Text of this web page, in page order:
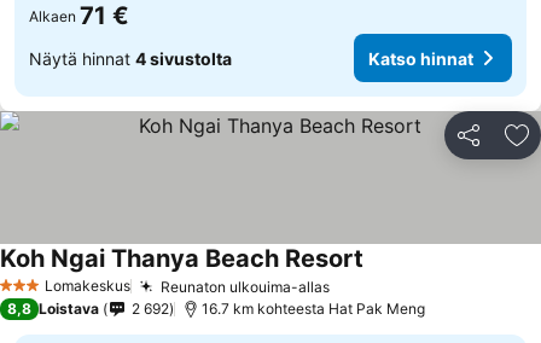
Alkaen 71 €
Näytä hinnat 4 sivustolta Katso hinnat
Jaa
3 Tähtiluokitus
Lomakeskus Reunaton ulkouima-allas
Koh Ngai Thanya Beach Resort
8,8 Loistava 2 692 16.7 km kohteesta Hat Pak Meng